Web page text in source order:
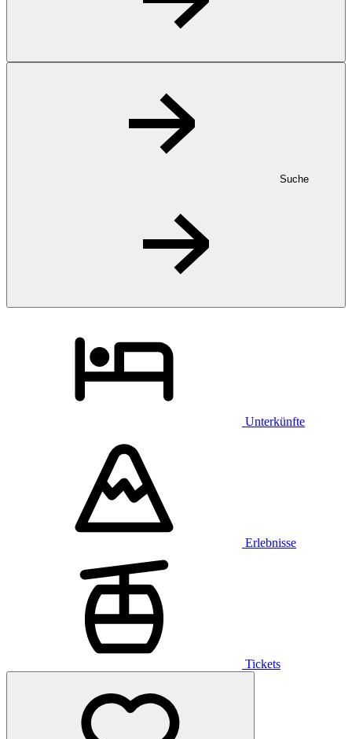
Suche
Unterkünfte
Erlebnisse
Tickets